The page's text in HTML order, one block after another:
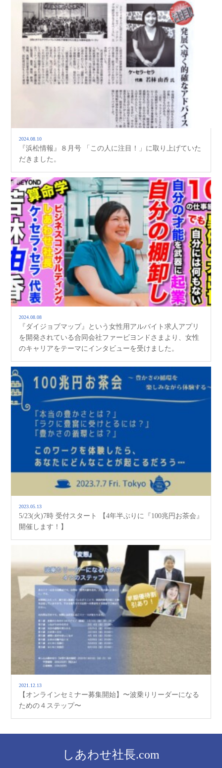
2024.08.10
『浜松情報』８月号 「この人に注目！」に取り上げていた
だきました。
2024.08.08
『ダイジョブマップ』という女性用アルバイト求人アプリ
を開発されている合同会社ファービヨンドさまより、女性
のキャリアをテーマにインタビューを受けました。
2023.05.13
5/23(火)7時 受付スタート 【4年半ぶりに『100兆円お茶会』
開催します！】
2021.12.13
【オンラインセミナー募集開始】〜波乗りリーダーになる
ための４ステップ〜
しあわせ社長.com